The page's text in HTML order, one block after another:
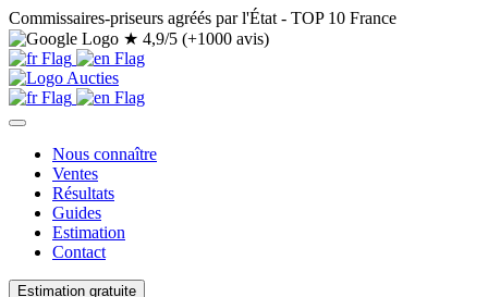
Commissaires-priseurs agréés par l'État - TOP 10 France
★ 4,9/5 (+1000 avis)
Nous connaître
Ventes
Résultats
Guides
Estimation
Contact
Estimation gratuite